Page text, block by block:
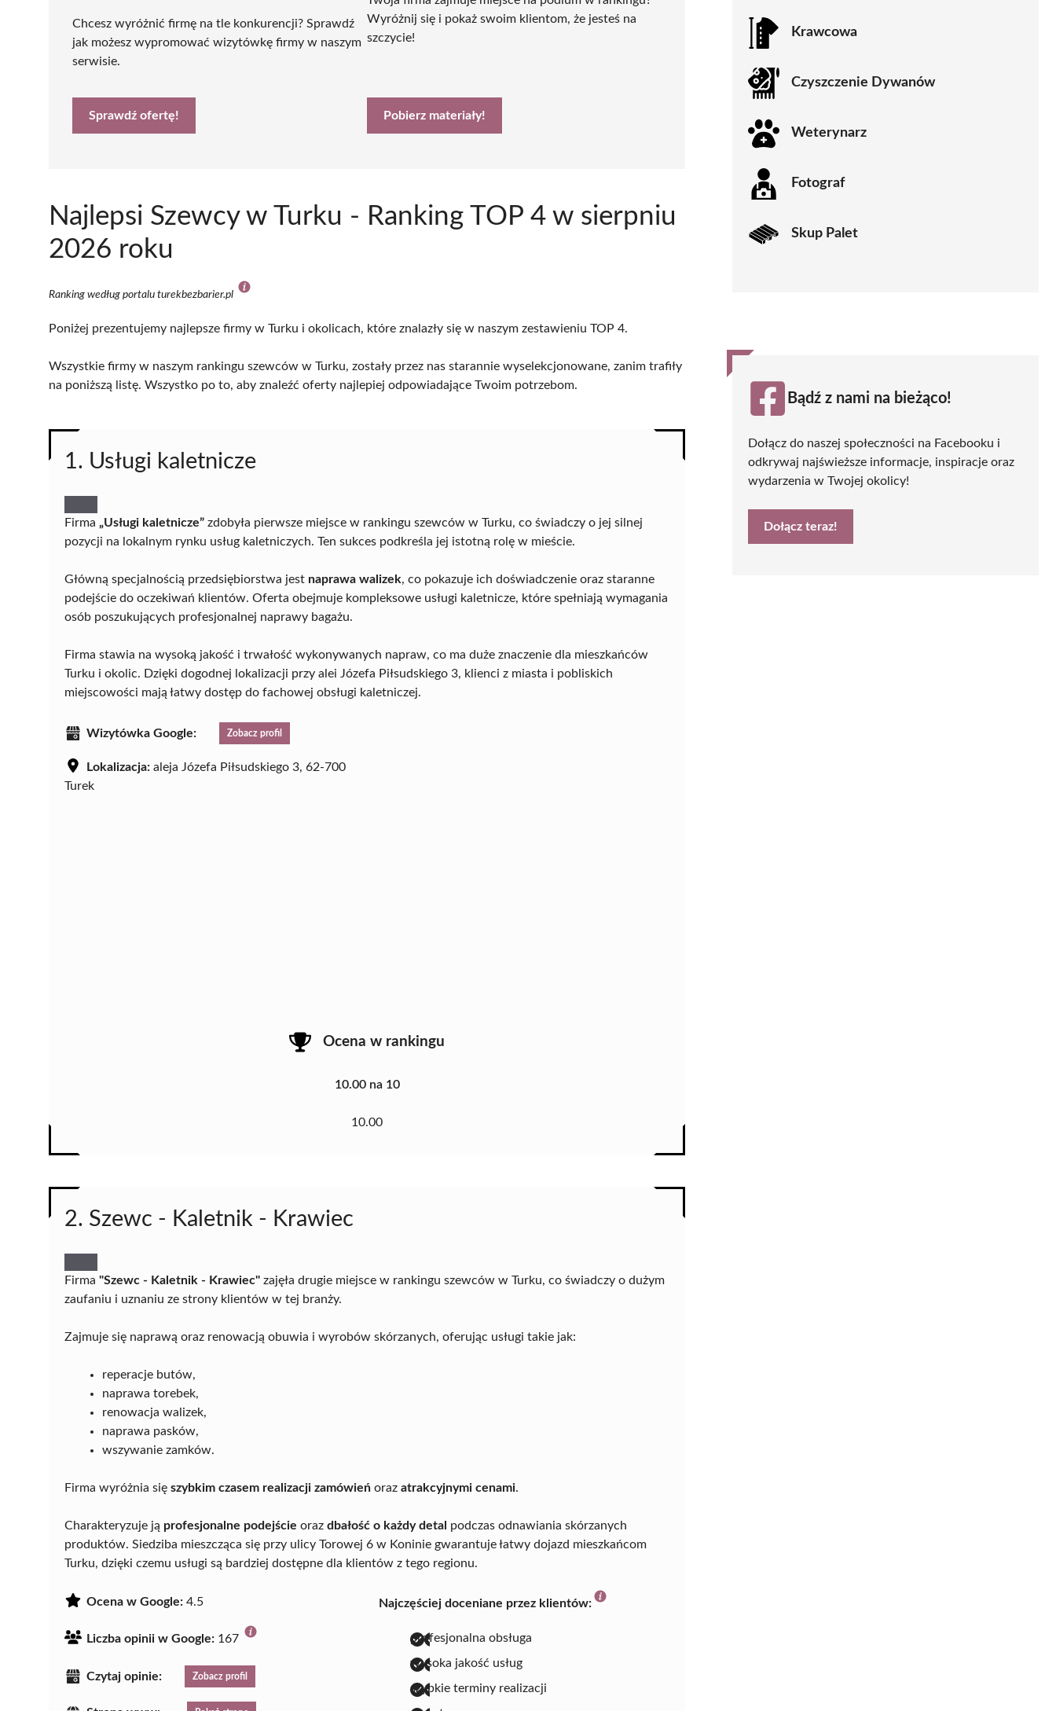
Chcesz wyróżnić firmę na tle konkurencji? Sprawdź
jak możesz wypromować wizytówkę firmy w naszym
serwisie.
Sprawdź ofertę!
Wyróżnij się i pokaż swoim klientom, że jesteś na
szczycie!
Pobierz materiały!
Najlepsi Szewcy w Turku - Ranking TOP 4 w sierpniu
2026 roku
Ranking według portalu turekbezbarier.pl
Poniżej prezentujemy najlepsze firmy w Turku i okolicach, które znalazły się w naszym zestawieniu TOP 4.
Wszystkie firmy w naszym rankingu szewców w Turku, zostały przez nas starannie wyselekcjonowane, zanim trafiły
na poniższą listę. Wszystko po to, aby znaleźć oferty najlepiej odpowiadające Twoim potrzebom.
1. Usługi kaletnicze
Firma „Usługi kaletnicze” zdobyła pierwsze miejsce w rankingu szewców w Turku, co świadczy o jej silnej
pozycji na lokalnym rynku usług kaletniczych. Ten sukces podkreśla jej istotną rolę w mieście.
Główną specjalnością przedsiębiorstwa jest naprawa walizek, co pokazuje ich doświadczenie oraz staranne
podejście do oczekiwań klientów. Oferta obejmuje kompleksowe usługi kaletnicze, które spełniają wymagania
osób poszukujących profesjonalnej naprawy bagażu.
Firma stawia na wysoką jakość i trwałość wykonywanych napraw, co ma duże znaczenie dla mieszkańców
Turku i okolic. Dzięki dogodnej lokalizacji przy alei Józefa Piłsudskiego 3, klienci z miasta i pobliskich
miejscowości mają łatwy dostęp do fachowej obsługi kaletniczej.
Wizytówka Google: Zobacz profil
Lokalizacja: aleja Józefa Piłsudskiego 3, 62-700
Turek
Ocena w rankingu
10.00 na 10
10.00
2. Szewc - Kaletnik - Krawiec
Firma "Szewc - Kaletnik - Krawiec" zajęła drugie miejsce w rankingu szewców w Turku, co świadczy o dużym
zaufaniu i uznaniu ze strony klientów w tej branży.
Zajmuje się naprawą oraz renowacją obuwia i wyrobów skórzanych, oferując usługi takie jak:
reperacje butów,
naprawa torebek,
renowacja walizek,
naprawa pasków,
wszywanie zamków.
Firma wyróżnia się szybkim czasem realizacji zamówień oraz atrakcyjnymi cenami.
Charakteryzuje ją profesjonalne podejście oraz dbałość o każdy detal podczas odnawiania skórzanych
produktów. Siedziba mieszcząca się przy ulicy Torowej 6 w Koninie gwarantuje łatwy dojazd mieszkańcom
Turku, dzięki czemu usługi są bardziej dostępne dla klientów z tego regionu.
Ocena w Google: 4.5
Liczba opinii w Google: 167
Czytaj opinie: Zobacz profil
Najczęściej doceniane przez klientów:
profesjonalna obsługa
wysoka jakość usług
szybkie terminy realizacji
Krawcowa
Czyszczenie Dywanów
Weterynarz
Fotograf
Skup Palet
Bądź z nami na bieżąco!
Dołącz do naszej społeczności na Facebooku i
odkrywaj najświeższe informacje, inspiracje oraz
wydarzenia w Twojej okolicy!
Dołącz teraz!